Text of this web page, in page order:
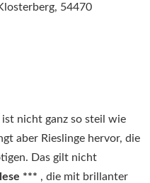
ist nicht ganz so steil wie
aber Rieslinge hervor, die
Das gilt nicht
*** , die mit brillanter
54470